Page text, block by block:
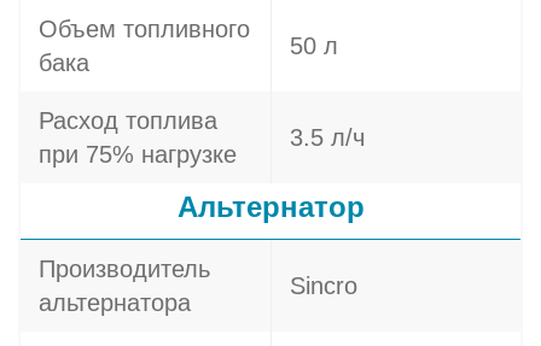
Объем топливного
бака
50 л
Расход топлива
при 75% нагрузке
3.5 л/ч
Альтернатор
Производитель
альтернатора
Sincro